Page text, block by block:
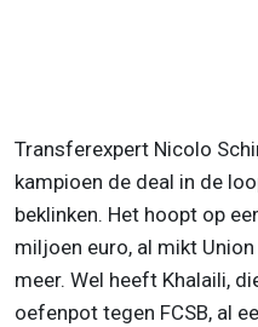
Transferexpert Nicolo
kampioen de deal in de
beklinken. Het hoopt op
miljoen euro, al mikt
meer. Wel heeft Khalaili,
oefenpot tegen FCSB, al